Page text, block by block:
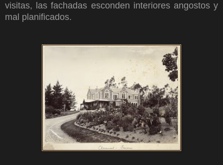
visitas, las fachadas esconden interiores angostos y
mal planificados.